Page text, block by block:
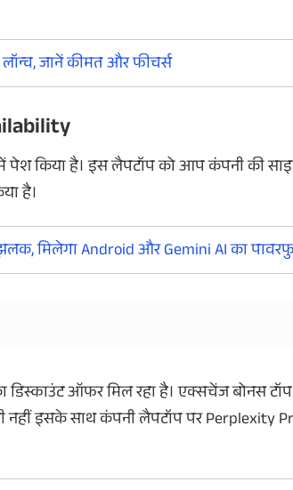
जानें कीमत और फीचर्स
पेश किया है। इस लैपटॉप को आप कंपनी की
है।
मिलेगा Android और Gemini AI का
डिस्काउंट ऑफर मिल रहा है। एक्सचेंज बोनस
इसके साथ कंपनी लैपटॉप पर Perplexity
और देखें